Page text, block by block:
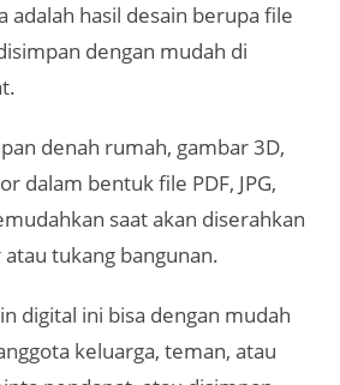
adalah hasil desain berupa file
dengan mudah di
denah rumah, gambar 3D,
dalam bentuk file PDF, JPG,
saat akan diserahkan
tukang bangunan.
digital ini bisa dengan mudah
keluarga, teman, atau